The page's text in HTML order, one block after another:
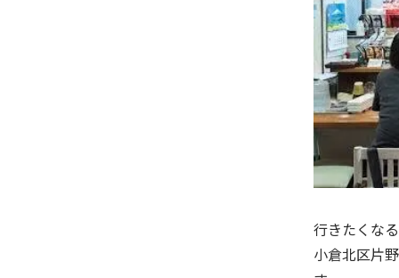
行きたくな
小倉北区片